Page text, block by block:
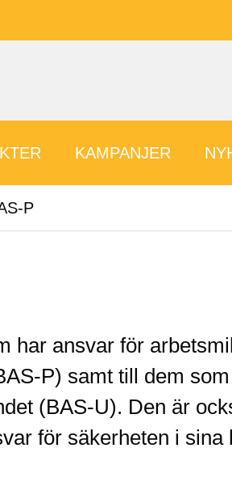
KAMPANJER
P
har ansvar för
P) samt till dem
(BAS-U). Den är
för säkerheten i sina